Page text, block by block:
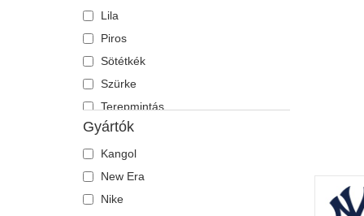
Lila
Piros
Sötétkék
Szürke
Terepmintás
Többszínű
Zöld
Gyártók
Kangol
New Era
Nike